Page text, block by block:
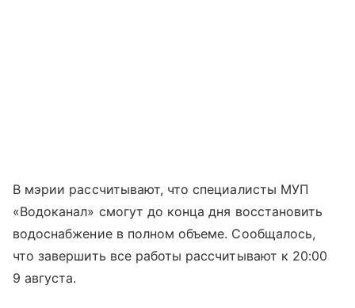
В мэрии рассчитывают, что специалисты МУП
«Водоканал» смогут до конца дня восстановить
водоснабжение в полном объеме. Сообщалось,
что завершить все работы рассчитывают к 20:00
9 августа.